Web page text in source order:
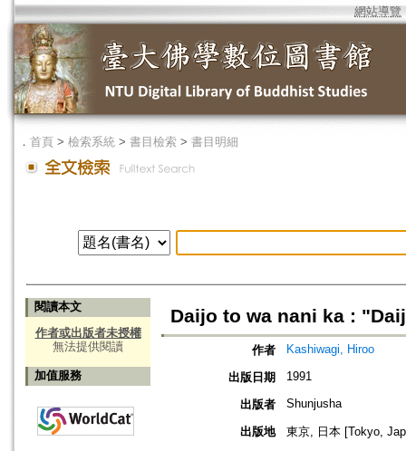
網站導覽
． 首頁 > 檢索系統 > 書目檢索 > 書目明細
閱讀本文
作者或出版者未授權
無法提供閱讀
加值服務
Daijo to wa nani ka :
作者 Kashiwagi, Hiroo
出版日期 1991
出版者 Shunjusha
出版地
東京, 日本 [Tokyo,